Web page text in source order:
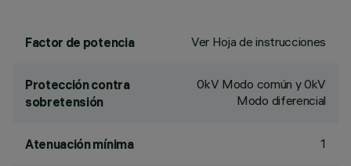
Factor de potencia Ver Hoja de instrucciones
Protección contra
sobretensión
0kV Modo común y 0kV
Modo diferencial
Atenuación mínima 1